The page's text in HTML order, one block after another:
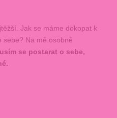
Jak se máme dokopat k
sebe? Na mě osobně
se postarat o sebe,